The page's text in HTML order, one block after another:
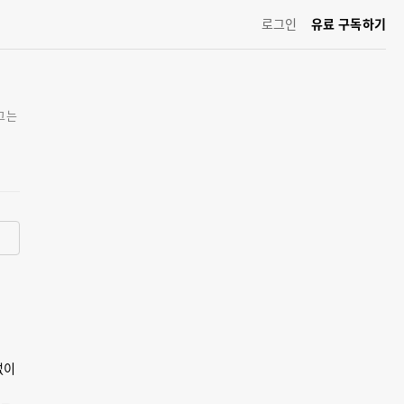
로그인 유료 구독하기
는